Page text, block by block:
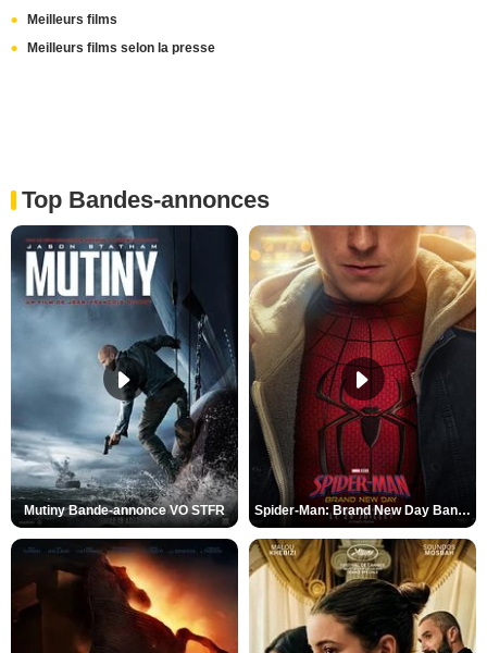
Meilleurs films
Meilleurs films selon la presse
Top Bandes-annonces
Mutiny Bande-annonce VO STFR Spider-Man: Brand New Day Bande-annonce VO STFR